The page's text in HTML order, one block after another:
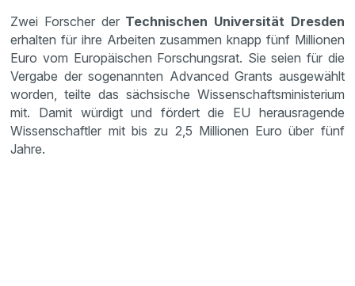
Zwei Forscher der Technischen Universität Dresden
erhalten für ihre Arbeiten zusammen knapp fünf Millionen
Euro vom Europäischen Forschungsrat. Sie seien für die
Vergabe der sogenannten Advanced Grants ausgewählt
worden, teilte das sächsische Wissenschaftsministerium
mit. Damit würdigt und fördert die EU herausragende
Wissenschaftler mit bis zu 2,5 Millionen Euro über fünf
Jahre.